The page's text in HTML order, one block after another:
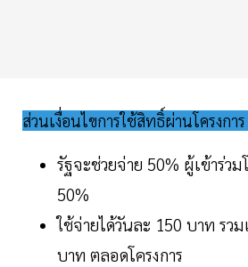
ส่วนเงื่อนไขการใช้สิทธิ์ผ่านโครงการ
รัฐจะช่วยจ่าย 50% ผู้เข้าร่วม
50%
ใช้จ่ายได้วันละ 150 บาท รว
บาท ตลอดโครงการ